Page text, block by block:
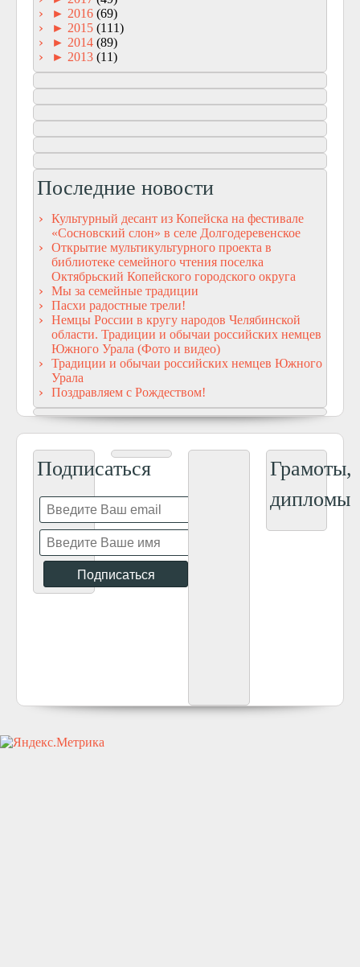
► 2016 (69)
► 2015 (111)
► 2014 (89)
► 2013 (11)
Последние новости
Культурный десант из Копейска на фестивале
«Сосновский слон» в селе Долгодеревенское
Открытие мультикультурного проекта в
библиотеке семейного чтения поселка
Октябрьский Копейского городского округа
Мы за семейные традиции
Пасхи радостные трели!
Немцы России в кругу народов Челябинской
области. Традиции и обычаи российских немцев
Южного Урала (Фото и видео)
Традиции и обычаи российских немцев Южного
Урала
Поздравляем с Рождеством!
Подписаться
Грамоты,
дипломы
icivil.ru